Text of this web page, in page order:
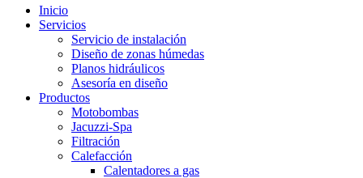
Inicio
Servicios
Servicio de instalación
Diseño de zonas húmedas
Planos hidráulicos
Asesoría en diseño
Productos
Motobombas
Jacuzzi-Spa
Filtración
Calefacción
Calentadores a gas